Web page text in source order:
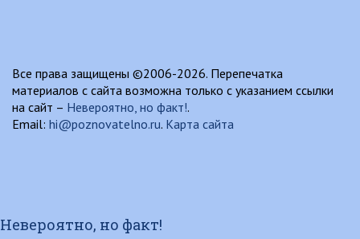
Все права защищены ©2006-2026. Перепечатка
материалов с сайта возможна только с указанием ссылки
на сайт – Невероятно, но факт!.
Email: hi@poznovatelno.ru. Карта сайта
Невероятно, но факт!